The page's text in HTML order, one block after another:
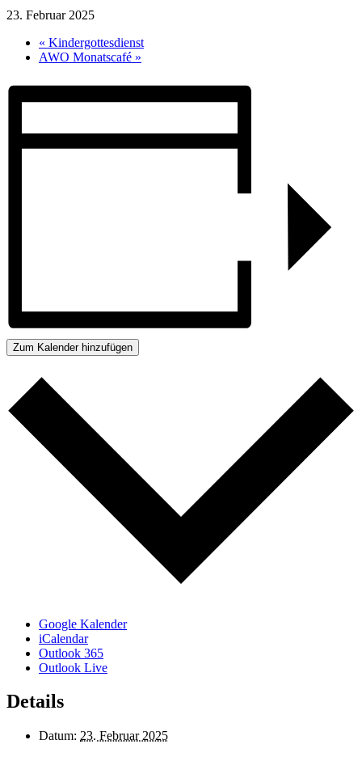
23. Februar 2025
« Kindergottesdienst
AWO Monatscafé »
Zum Kalender hinzufügen
Google Kalender
iCalendar
Outlook 365
Outlook Live
Details
Datum: 23. Februar 2025